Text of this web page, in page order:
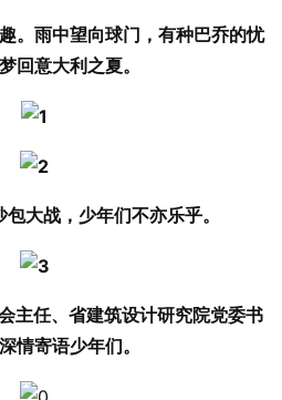
。雨中望向球门，有种巴乔的忧
回意大利之夏。
大战，少年们不亦乐乎。
主任、省建筑设计研究院党委书
情寄语少年们。